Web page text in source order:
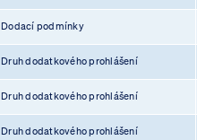
Dodací podmínky
Druh dodatkového prohlášení
Druh dodatkového prohlášení
Druh dodatkového prohlášení